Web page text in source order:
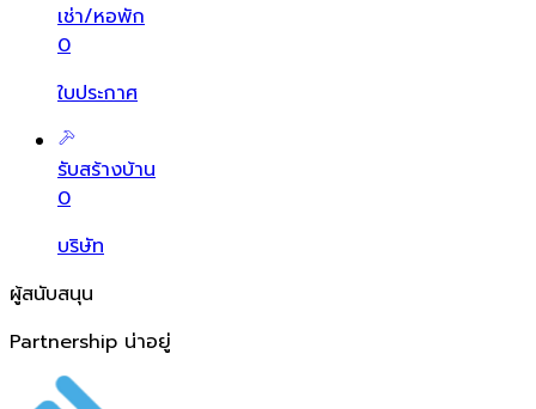
เช่า/หอพัก
0
ใบประกาศ
รับสร้างบ้าน
0
บริษัท
ผู้สนับสนุน
Partnership น่าอยู่